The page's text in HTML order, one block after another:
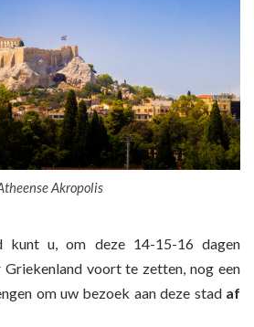
Akropolis
kunt u, om deze 14-15-16 dagen
voort te zetten, nog een
om uw bezoek aan deze stad af